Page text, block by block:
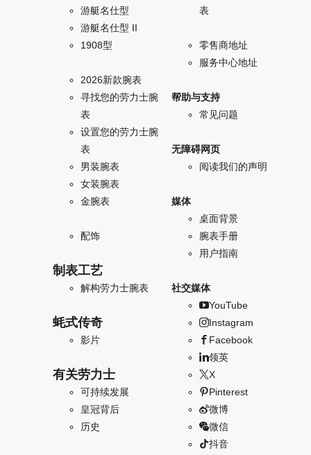
游艇名仕型
游艇名仕型 II
1908型
2026新款腕表
寻找您的劳力士腕
表
设置您的劳力士腕
表
男装腕表
女装腕表
金腕表
配饰
制表工艺
解构劳力士腕表
蚝式传奇
影片
有关劳力士
可持续发展
皇冠背后
历史
表
零售商地址
服务中心地址
帮助与支持
常见问题
无障碍网页
阅读我们的声明
媒体
桌面背景
腕表手册
用户指南
社交媒体
YouTube
Instagram
Facebook
领英
X
Pinterest
微博
微信
抖音